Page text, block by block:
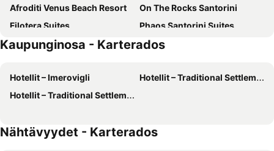
Afroditi Venus Beach Resort
On The Rocks Santorini
Filotera Suites
Phaos Santorini Suites
Santorini Palace
Hotel Perissa
Apeiron Blue Santorini - Sustainable Adults Only 14 Plus
Bella Santorini
Astro Palace Hotel & Suites
Radisson Blu Zaffron Resort, Santorini
Utopia Suites Santorini
Kaupunginosa - Karterados
Hotellit – Imerovigli
Hotellit – Traditional Settlement of Oia
Hotellit – Traditional Settlement of Thira
Nähtävyydet - Karterados